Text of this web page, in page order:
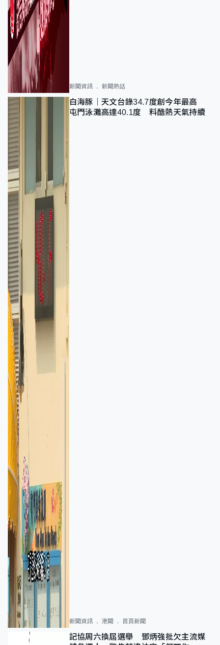
新聞資訊 新聞熱話
白海豚｜天文台錄34.7度創今年最高
屯門泳灘高達40.1度 料酷熱天氣持續
新聞資訊 港聞 首頁新聞
記協周六換屆選舉 鄧炳強批欠主流媒